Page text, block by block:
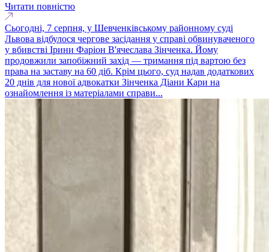
Читати повністю
Сьогодні, 7 серпня, у Шевченківському районному суді
Львова відбулося чергове засідання у справі обвинуваченого
у вбивстві Ірини Фаріон В'ячеслава Зінченка. Йому
продовжили запобіжний захід — тримання під вартою без
права на заставу на 60 діб. Крім цього, суд надав додаткових
20 днів для нової адвокатки Зінченка Діани Кари на
ознайомлення із матеріалами справи...